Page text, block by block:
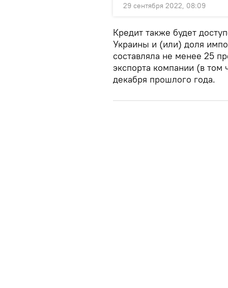
29 сентября 2022, 08:09
Кредит также будет
Украины и (или) доля
составляла не менее 25
экспорта компании (в том
декабря прошлого года.